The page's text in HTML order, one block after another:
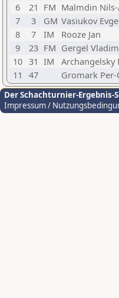
6
21 FM Malmdin
7
3 GM Vasiukov
8
7 IM Rooze Jan
9
23 FM Gergel
10 31 IM Archangelsky
11
47 Gromark
Der Schachturnier-Ergebnis-
Impressum /